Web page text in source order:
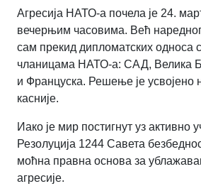
Агресија НАТО-а почела је 24.
вечерњим часовима. Већ
сам прекид дипломатских односа
чланицама НАТО-а: САД, Велика
и Француска. Решење је усвојено
касније.
Иако је мир постигнут уз активно
Резолуција 1244 Савета
моћна правна основа за
агресије.